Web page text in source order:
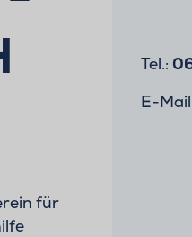
für
Tel.:
E-